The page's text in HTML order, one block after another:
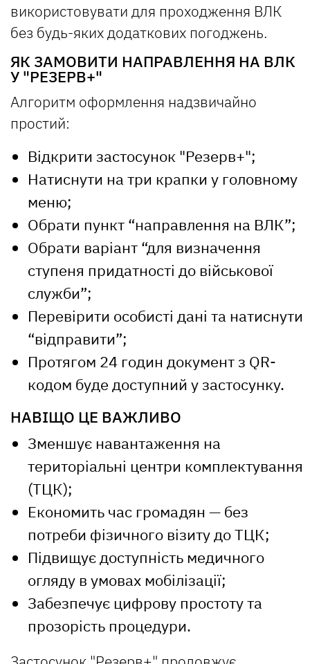
використовувати для проходження ВЛК
без будь-яких додаткових погоджень.
ЯК ЗАМОВИТИ НАПРАВЛЕННЯ НА ВЛК
У "РЕЗЕРВ+"
Алгоритм оформлення надзвичайно
простий:
Відкрити застосунок "Резерв+";
Натиснути на три крапки у головному
меню;
Обрати пункт “направлення на ВЛК”;
Обрати варіант “для визначення
ступеня придатності до військової
служби”;
Перевірити особисті дані та натиснути
“відправити”;
Протягом 24 годин документ з QR-
кодом буде доступний у застосунку.
НАВІЩО ЦЕ ВАЖЛИВО
Зменшує навантаження на
територіальні центри комплектування
(ТЦК);
Економить час громадян — без
потреби фізичного візиту до ТЦК;
Підвищує доступність медичного
огляду в умовах мобілізації;
Забезпечує цифрову простоту та
прозорість процедури.